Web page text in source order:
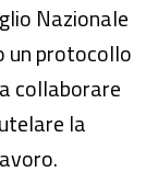
Nazionale
un protocollo
collaborare
la